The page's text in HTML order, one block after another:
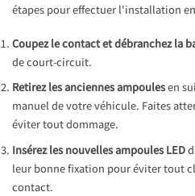
étapes pour effectuer l'installation
Coupez le contact et débranchez la
de court-circuit.
Retirez les anciennes ampoulesen
manuel de votre véhicule. Faites
éviter tout dommage.
Insérez les nouvelles ampoules LED
leur bonne fixation pour éviter tout
contact.